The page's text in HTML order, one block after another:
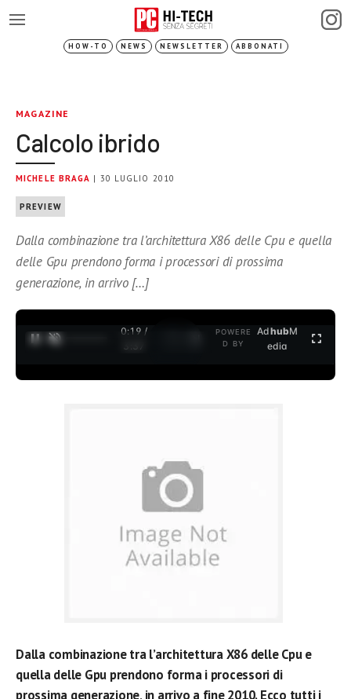
HOW-TO NEWS NEWSLETTER ABBONATI
MAGAZINE
Calcolo ibrido
MICHELE BRAGA | 30 LUGLIO 2010
PREVIEW
Dalla combinazione tra l’architettura X86 delle Cpu e quella
delle Gpu prendono forma i processori di prossima
generazione, in arrivo […]
0:19 /
3:37
POWERE
D BY
AdhubM
edia
Dalla combinazione tra l’architettura X86 delle Cpu e
quella delle Gpu prendono forma i processori di
prossima generazione, in arrivo a fine 2010. Ecco tutti i